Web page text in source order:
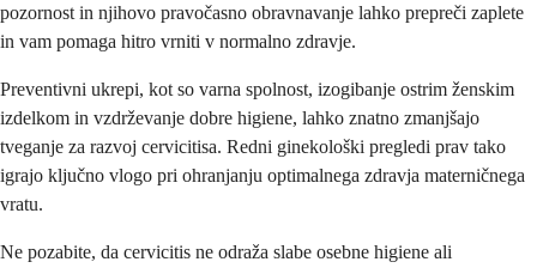
pozornost in njihovo pravočasno obravnavanje lahko prepreči zaplete
in vam pomaga hitro vrniti v normalno zdravje.
Preventivni ukrepi, kot so varna spolnost, izogibanje ostrim ženskim
izdelkom in vzdrževanje dobre higiene, lahko znatno zmanjšajo
tveganje za razvoj cervicitisa. Redni ginekološki pregledi prav tako
igrajo ključno vlogo pri ohranjanju optimalnega zdravja materničnega
vratu.
Ne pozabite, da cervicitis ne odraža slabe osebne higiene ali